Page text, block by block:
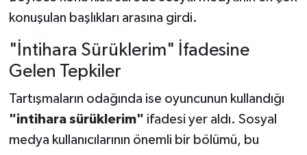
konuşulan başlıkları arasına girdi.
"İntihara Sürüklerim" İfadesine
Gelen Tepkiler
Tartışmaların odağında ise oyuncunun kullandığı
"intihara sürüklerim" ifadesi yer aldı. Sosyal
medya kullanıcılarının önemli bir bölümü, bu